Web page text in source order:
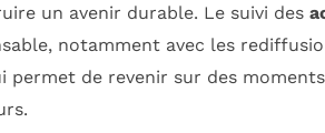
un avenir durable. Le suivi des
notamment avec les
permet de revenir sur des